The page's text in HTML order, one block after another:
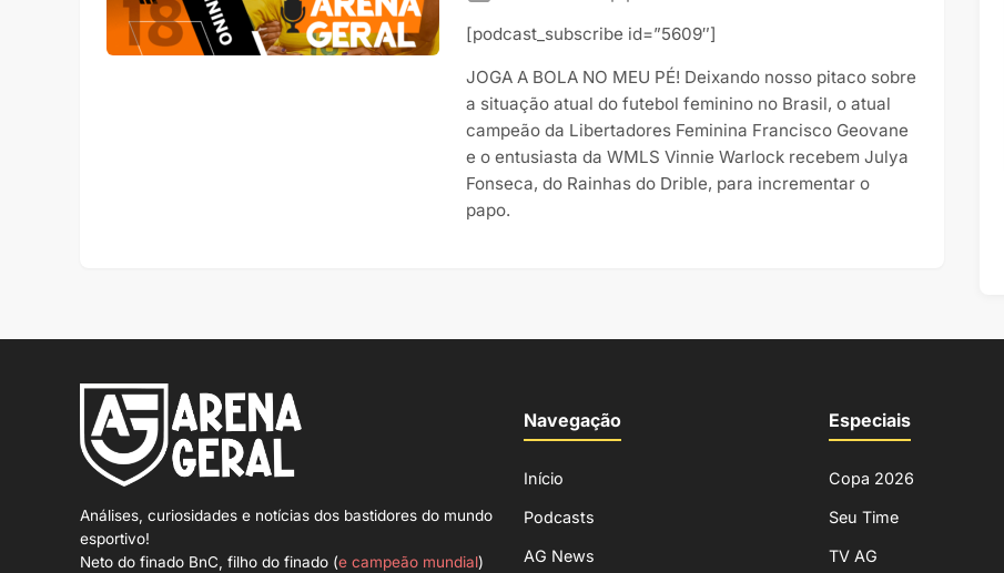
[podcast_subscribe id=”5609″]
JOGA A BOLA NO MEU PÉ! Deixando nosso pitaco sobre
a situação atual do futebol feminino no Brasil, o atual
campeão da Libertadores Feminina Francisco Geovane
e o entusiasta da WMLS Vinnie Warlock recebem Julya
Fonseca, do Rainhas do Drible, para incrementar o
papo.
Análises, curiosidades e notícias dos bastidores do mundo
esportivo!
Neto do finado BnC, filho do finado (e campeão mundial)
Navegação
Início
Podcasts
AG News
Especiais
Copa 2026
Seu Time
TV AG